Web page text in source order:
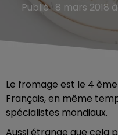
Publié : 8 mars 2018
Le fromage est le 4
Français, en même
spécialistes mondiaux.